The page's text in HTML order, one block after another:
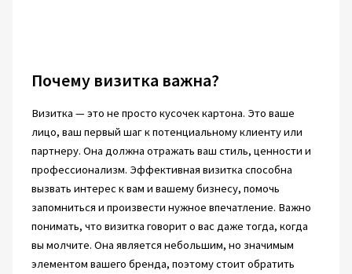
Почему визитка важна?
Визитка — это не просто кусочек картона. Это ваше
лицо, ваш первый шаг к потенциальному клиенту или
партнеру. Она должна отражать ваш стиль, ценности и
профессионализм. Эффективная визитка способна
вызвать интерес к вам и вашему бизнесу, помочь
запомниться и произвести нужное впечатление. Важно
понимать, что визитка говорит о вас даже тогда, когда
вы молчите. Она является небольшим, но значимым
элементом вашего бренда, поэтому стоит обратить